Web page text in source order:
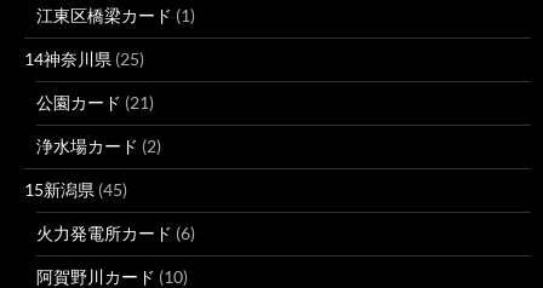
江東区橋梁カード (1)
14神奈川県 (25)
公園カード (21)
浄水場カード (2)
15新潟県 (45)
火力発電所カード (6)
阿賀野川カード (10)